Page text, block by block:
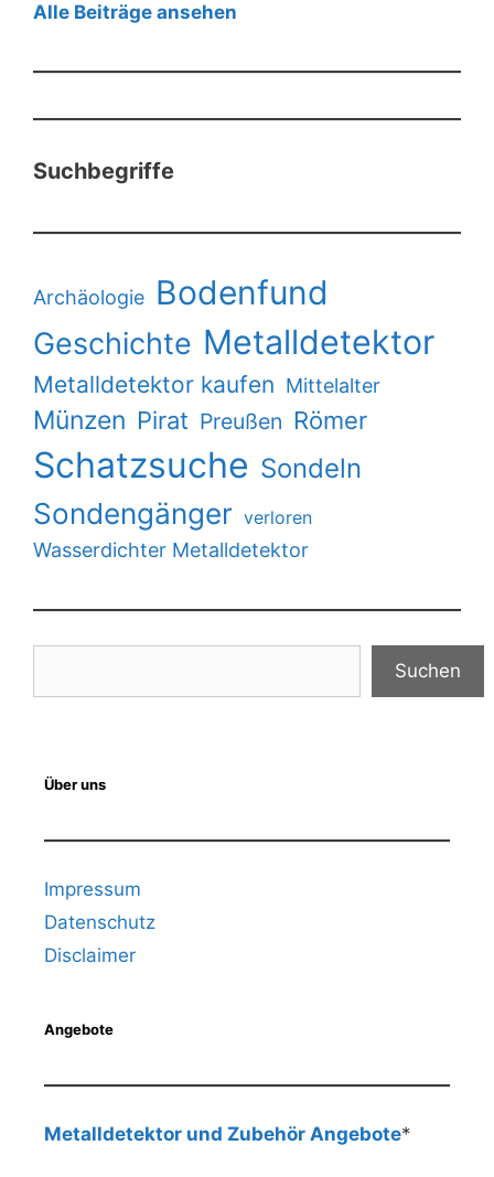
Alle Beiträge ansehen
Suchbegriffe
Archäologie Bodenfund
Geschichte Metalldetektor
Metalldetektor kaufen Mittelalter
Münzen Pirat Preußen Römer
Schatzsuche Sondeln
Sondengänger verloren
Wasserdichter Metalldetektor
Suchen
Über uns
Impressum
Datenschutz
Disclaimer
Angebote
Metalldetektor und Zubehör Angebote*